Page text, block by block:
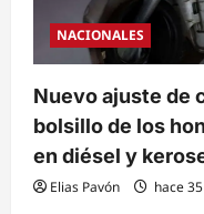
NACIONALES
Nuevo ajuste de
bolsillo de los
en diésel y
Elias Pavón hace